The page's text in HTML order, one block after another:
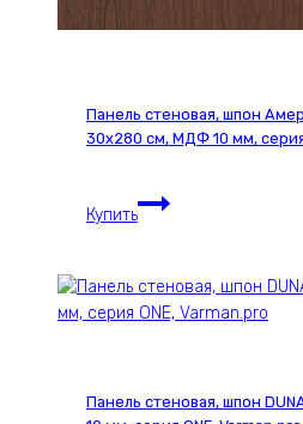
Панель стеновая, шпон
30х280 см, МДФ 10 мм, серия
Купить
Панель
стеновая,
ESPRESSO
МДФ
Панель стеновая, шпон